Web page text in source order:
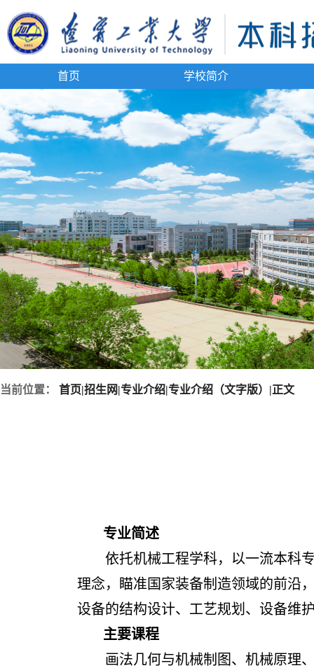
首页 学校简介
当前位置： 首页|招生网|专业介绍|专业介绍（文字版） |正文
专业简述
依托机械工程学科，以一流本科
理念，瞄准国家装备制造领域的前沿
设备的结构设计、工艺规划、设备维
主要课程
画法几何与机械制图、机械原理